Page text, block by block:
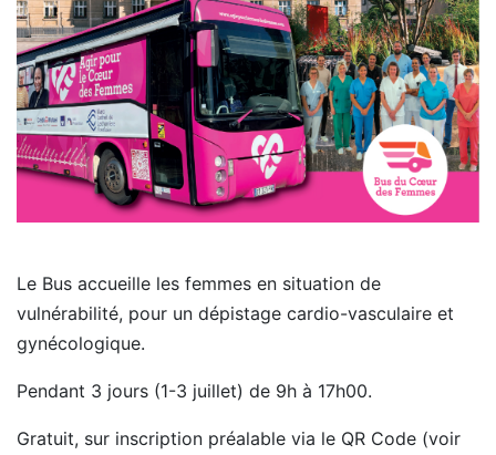
Le Bus accueille les femmes en situation de
vulnérabilité, pour un dépistage cardio-vasculaire et
gynécologique.
Pendant 3 jours (1-3 juillet) de 9h à 17h00.
Gratuit, sur inscription préalable via le QR Code (voir